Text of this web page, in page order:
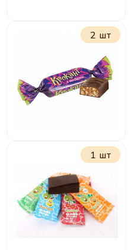
2 шт
Крокант
1 шт